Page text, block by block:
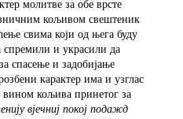
молитве за обе врсте
кољивом свештеник
свима који од њега буду
и украсили да
спасење и задобијање
карактер има и узглас
кољива принетог за
вјечниј покој подажд